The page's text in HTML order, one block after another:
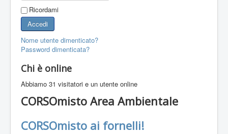
Ricordami
Accedi
Nome utente dimenticato?
Password dimenticata?
Chi è online
Abbiamo 31 visitatori e un utente online
CORSOmisto Area Ambientale
CORSOmisto ai fornelli!